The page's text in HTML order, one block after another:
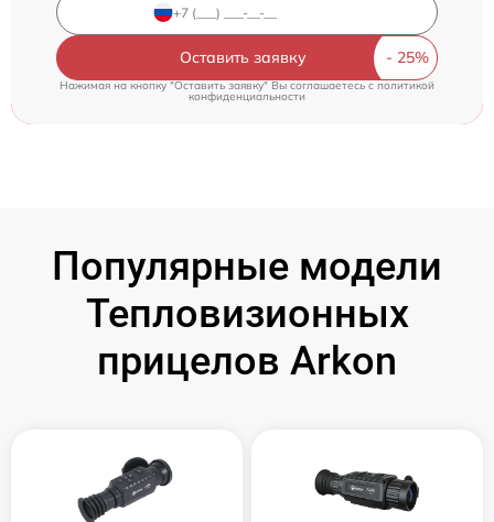
Оставить заявку
Нажимая на кнопку "Оставить заявку" Вы соглашаетесь cполитикой
конфиденциальности
Популярные модели
Тепловизионных
прицелов Arkon